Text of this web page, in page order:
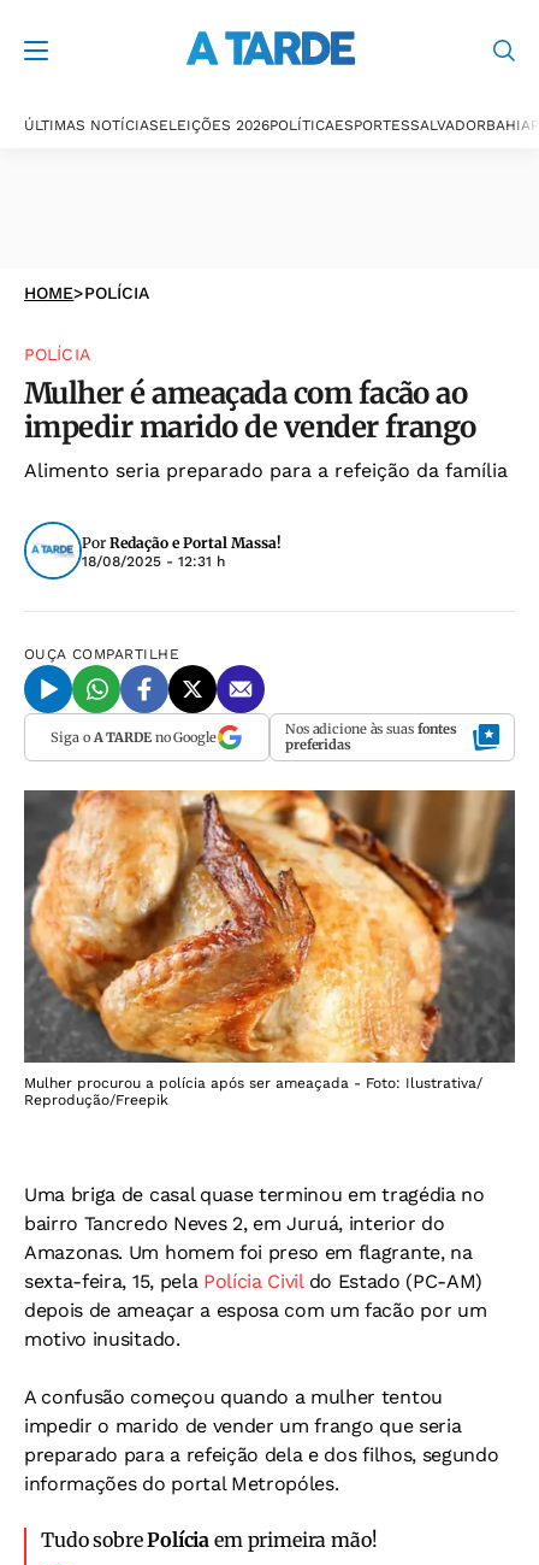
ÚLTIMAS NOTÍCIASELEIÇÕES 2026POLÍTICAESPORTESSALVADORBAHIA
HOME>POLÍCIA
POLÍCIA
Mulher é ameaçada com facão ao
impedir marido de vender frango
Alimento seria preparado para a refeição da família
Por Redação e Portal Massa!
18/08/2025 - 12:31 h
OUÇA COMPARTILHE
Siga o A TARDEno Google Nos adicione às suas fontes
preferidas
Mulher procurou a polícia após ser ameaçada - Foto: Ilustrativa/
Reprodução/Freepik
Uma briga de casal quase terminou em tragédia no
bairro Tancredo Neves 2, em Juruá, interior do
Amazonas. Um homem foi preso em flagrante, na
sexta-feira, 15, pela Polícia Civil do Estado (PC-AM)
depois de ameaçar a esposa com um facão por um
motivo inusitado.
A confusão começou quando a mulher tentou
impedir o marido de vender um frango que seria
preparado para a refeição dela e dos filhos, segundo
informações do portal Metropóles.
Tudo sobrePolícia em primeira mão!